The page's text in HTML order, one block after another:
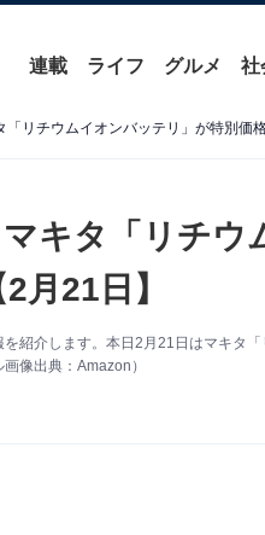
連載 ライフ グルメ 社
「リチウムイオンバッテリ」が特別価
キタ「リチウ
月21日】
紹介します。本日2月21日はマキタ
像出典：Amazon）